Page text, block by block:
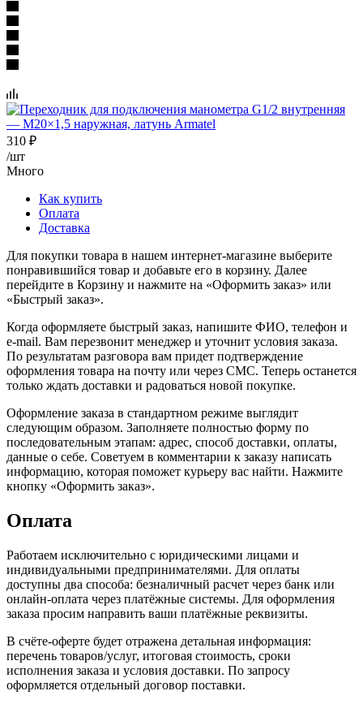
310 ₽
/шт
Много
Как купить
Оплата
Доставка
Для покупки товара в нашем интернет-магазине выберите
понравившийся товар и добавьте его в корзину. Далее
перейдите в Корзину и нажмите на «Оформить заказ» или
«Быстрый заказ».
Когда оформляете быстрый заказ, напишите ФИО, телефон и
e-mail. Вам перезвонит менеджер и уточнит условия заказа.
По результатам разговора вам придет подтверждение
оформления товара на почту или через СМС. Теперь останется
только ждать доставки и радоваться новой покупке.
Оформление заказа в стандартном режиме выглядит
следующим образом. Заполняете полностью форму по
последовательным этапам: адрес, способ доставки, оплаты,
данные о себе. Советуем в комментарии к заказу написать
информацию, которая поможет курьеру вас найти. Нажмите
кнопку «Оформить заказ».
Оплата
Работаем исключительно с юридическими лицами и
индивидуальными предпринимателями. Для оплаты
доступны два способа: безналичный расчет через банк или
онлайн-оплата через платёжные системы. Для оформления
заказа просим направить ваши платёжные реквизиты.
В счёте-оферте будет отражена детальная информация:
перечень товаров/услуг, итоговая стоимость, сроки
исполнения заказа и условия доставки. По запросу
оформляется отдельный договор поставки.